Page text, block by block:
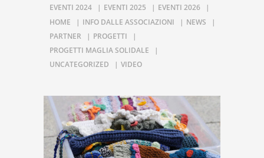
EVENTI 2024
EVENTI 2025
EVENTI 2026
HOME
INFO DALLE ASSOCIAZIONI
NEWS
PARTNER
PROGETTI
PROGETTI MAGLIA SOLIDALE
UNCATEGORIZED
VIDEO